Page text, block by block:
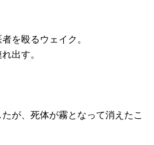
を殴るウェイク。
出す。
が、死体が霧となって消えたこ